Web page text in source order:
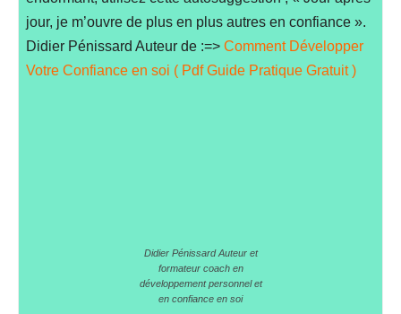
jour, je m’ouvre de plus en plus autres en confiance ».
Didier Pénissard Auteur de :=> Comment Développer
Votre Confiance en soi ( Pdf Guide Pratique Gratuit )
Didier Pénissard Auteur et
formateur coach en
développement personnel et
en confiance en soi